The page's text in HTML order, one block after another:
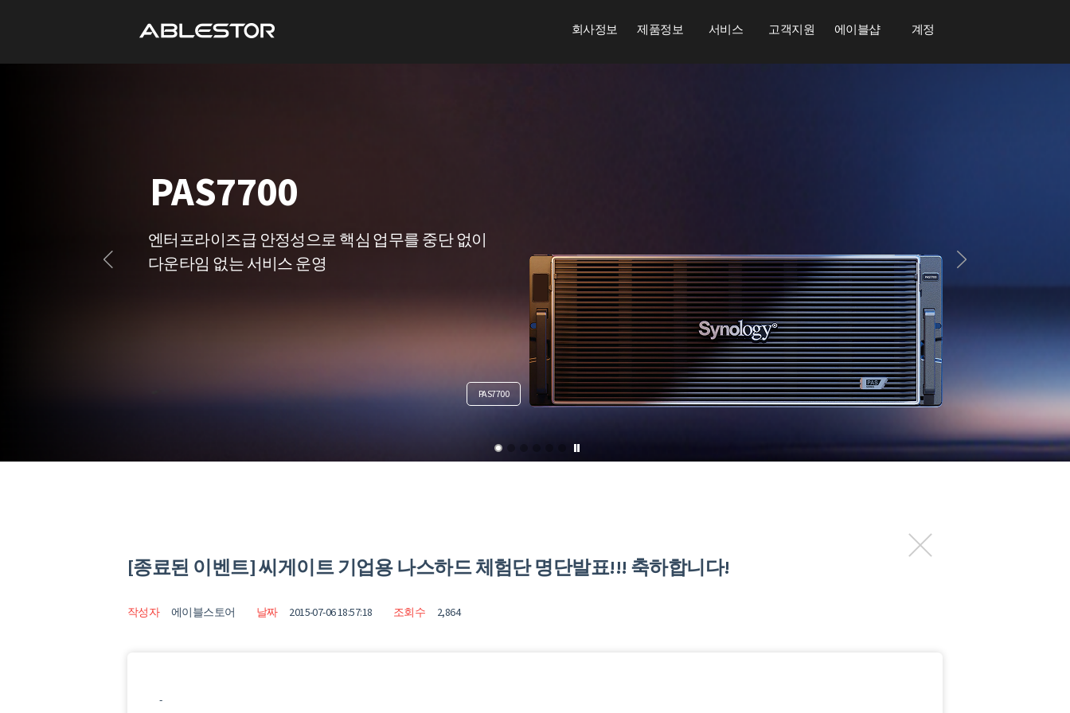
회사정보 제품정보 서비스 고객지원 에이블샵 계정
Active Protect 어플라이언스
목적에 맞게 제작된 백업 어플라이언스
DP320
DP340
DP7400
[종료된 이벤트] 씨게이트 기업용 나스하드 체험단 명단발표!!! 축하합니다!
작성자 에이블스토어 날짜 2015-07-06 18:57:18 조회수 2,864
-